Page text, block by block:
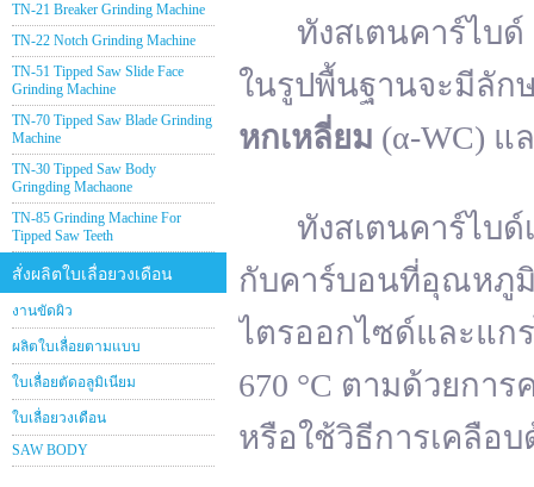
TN-21 Breaker Grinding Machine
TN-22 Notch Grinding Machine
TN-51 Tipped Saw Slide Face
Grinding Machine
TN-70 Tipped Saw Blade Grinding
Machine
TN-30 Tipped Saw Body
Gringding Machaone
TN-85 Grinding Machine For
Tipped Saw Teeth
สั่งผลิตใบเลื่อยวงเดือน
งานขัดผิว
ผลิตใบเลื่อยตามแบบ
ใบเลื่อยตัดอลูมิเนียม
ใบเลื่อยวงเดือน
SAW BODY
ทังสเตนคาร์ไบด์ (
ในรูปพื้นฐานจะมีลัก
หกเหลี่ยม (α-WC) แ
ทังสเตนคาร์ไบด์เ
กับคาร์บอนที่อุณหภูมิ
ไตรออกไซด์และแก
670 °C ตามด้วยกา
หรือใช้วิธีการเคลือบ